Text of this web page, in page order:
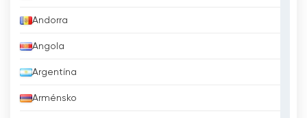
Andorra
Angola
Argentína
Arménsko